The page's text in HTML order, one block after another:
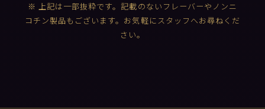
※ 上記は一部抜粋です。記載のないフレーバーやノンニ
コチン製品もございます。お気軽にスタッフへお尋ねくだ
さい。